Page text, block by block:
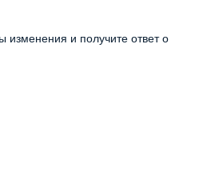
изменения и получите ответ о